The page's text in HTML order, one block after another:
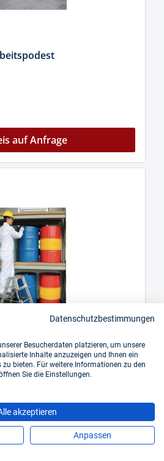
auf Anfrage
Datenschutzbestimmungen
Besucherdaten platzieren, um unsere
Inhalte anzuzeigen und Ihnen ein
bieten. Für weitere Informationen zu den
Sie die Einstellungen.
akzeptieren
Anpassen